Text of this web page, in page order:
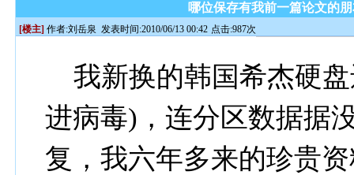
哪位保存有我前一篇论文的
[楼主] 作者:刘岳泉 发表时间:2010/06/13 00:42 点击:987次
我新换的韩国希杰硬
进病毒)，连分区数据据
复，我六年多来的珍贵